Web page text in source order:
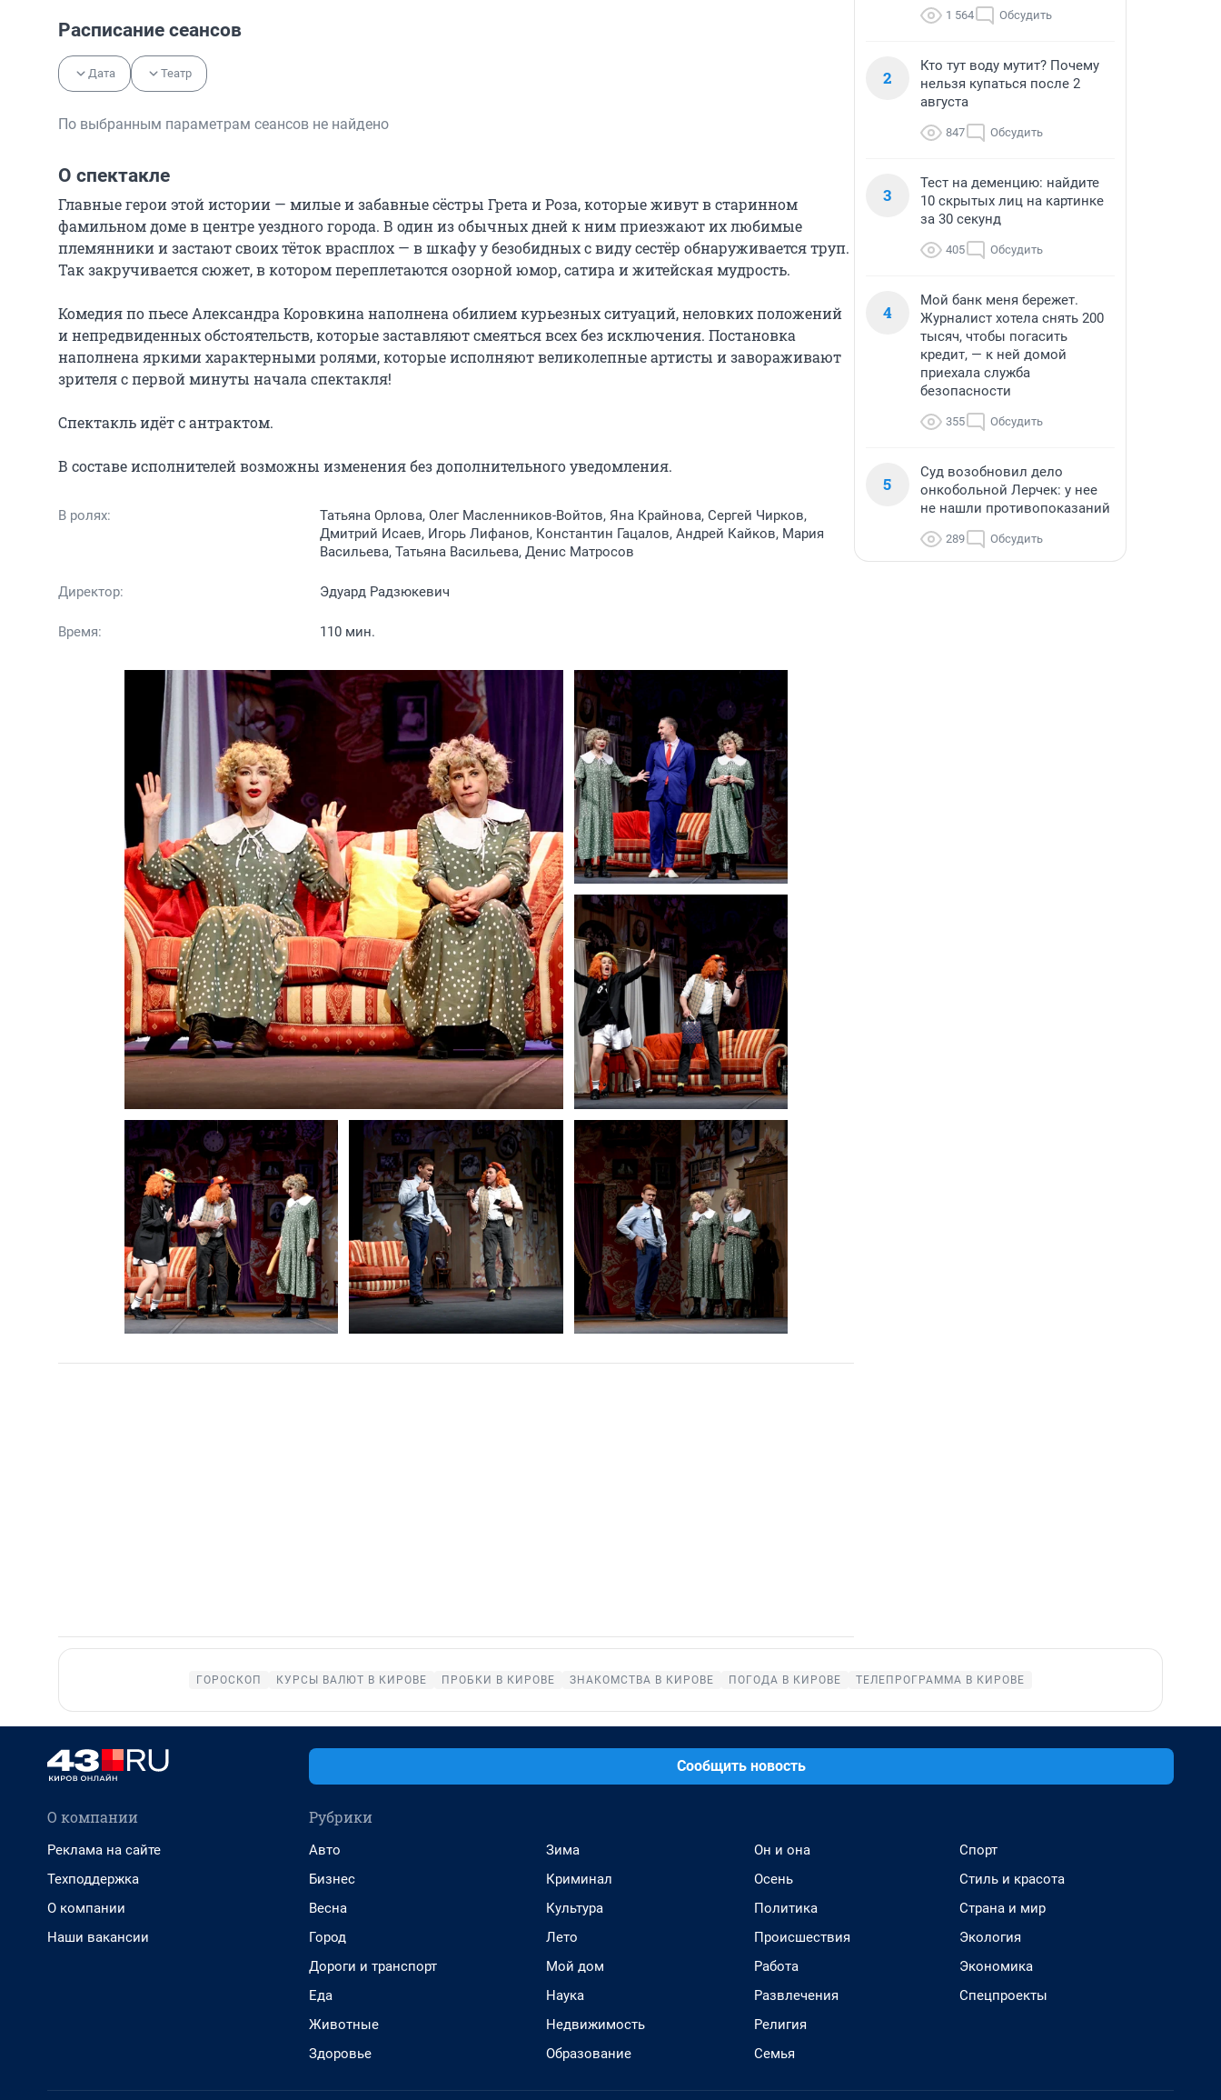
Расписание сеансов
Дата Театр
По выбранным параметрам сеансов не найдено
О спектакле
Главные герои этой истории — милые и забавные сёстры Грета и Роза, которые живут в старинном
фамильном доме в центре уездного города. В один из обычных дней к ним приезжают их любимые
племянники и застают своих тёток врасплох — в шкафу у безобидных с виду сестёр обнаруживается труп.
Так закручивается сюжет, в котором переплетаются озорной юмор, сатира и житейская мудрость.
Комедия по пьесе Александра Коровкина наполнена обилием курьезных ситуаций, неловких положений
и непредвиденных обстоятельств, которые заставляют смеяться всех без исключения. Постановка
наполнена яркими характерными ролями, которые исполняют великолепные артисты и завораживают
зрителя с первой минуты начала спектакля!
Спектакль идёт с антрактом.
В составе исполнителей возможны изменения без дополнительного уведомления.
В ролях:
Татьяна Орлова, Олег Масленников-Войтов, Яна Крайнова, Сергей Чирков,
Дмитрий Исаев, Игорь Лифанов, Константин Гацалов, Андрей Кайков, Мария
Васильева, Татьяна Васильева, Денис Матросов
Директор: Эдуард Радзюкевич
Время: 110 мин.
1 564 Обсудить
2
Кто тут воду мутит? Почему
нельзя купаться после 2
августа
847 Обсудить
3
Тест на деменцию: найдите
10 скрытых лиц на картинке
за 30 секунд
405 Обсудить
4
Мой банк меня бережет.
Журналист хотела снять 200
тысяч, чтобы погасить
кредит, — к ней домой
приехала служба
безопасности
355 Обсудить
5
Суд возобновил дело
онкобольной Лерчек: у нее
не нашли противопоказаний
289 Обсудить
ГОРОСКОП КУРСЫ ВАЛЮТ В КИРОВЕ ПРОБКИ В КИРОВЕ ЗНАКОМСТВА В КИРОВЕ ПОГОДА В КИРОВЕ ТЕЛЕПРОГРАММА В КИРОВЕ
Сообщить новость
О компании
Реклама на сайте
Техподдержка
О компании
Наши вакансии
Рубрики
Авто
Бизнес
Весна
Город
Дороги и транспорт
Еда
Животные
Здоровье
Зима
Криминал
Культура
Лето
Мой дом
Наука
Недвижимость
Образование
Он и она
Осень
Политика
Происшествия
Работа
Развлечения
Религия
Семья
Спорт
Стиль и красота
Страна и мир
Экология
Экономика
Спецпроекты